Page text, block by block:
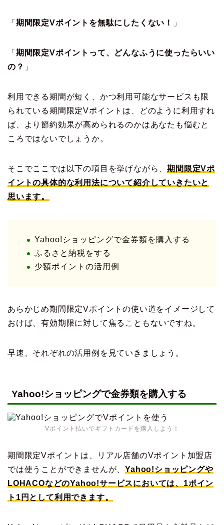
「 期間限定Vポイントを無駄にしたくない！ 」
「 期間限定Vポイントって、どんなふうに使ったらいい
の？ 」
利用できる期間が短く、かつ利用可能なサービスも限
られている期間限定Vポイントは、どのように利用すれ
ば、より節約効果が高められるのかはあなたも悩むと
ころではないでしょうか。
そこでここでは以下の項目を挙げながら、期間限定Vポ
イントの具体的な利用法について紹介していきたいと
思います。
Yahoo!ショッピングで金券類を購入する
ふるさと納税をする
少額ポイントの活用例
あらかじめ期間限定Vポイントの使い道をイメージして
おけば、有効期限に対して焦ることもないですね。
早速、それぞれの活用例を見ていきましょう。
Yahoo!ショッピングで金券類を購入する
Vポイント払いでギフトカードを購入しよう！
期間限定Vポイントは、リアル店舗のVポイント加盟店
では使うことができませんが、Yahoo!ショッピングや
LOHACOなどのYahoo!サービスにおいては、1ポイン
ト1円として利用できます。